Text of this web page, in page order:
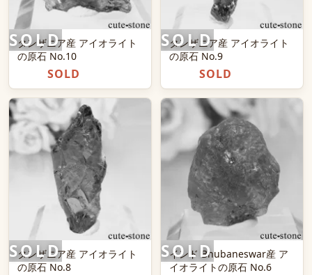
タンザニア産 アイオライト
の原石 No.10
タンザニア産 アイオライト
の原石 No.9
タンザニア産 アイオライト
の原石 No.8
インド Bhubaneswar産 ア
イオライトの原石 No.6